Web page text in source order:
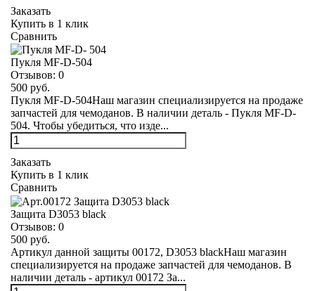
Заказать
Купить в 1 клик
Сравнить
Пукля MF-D-504
Отзывов: 0
500 руб.
Пукля MF-D-504Наш магазин специализируется на продаже
запчастей для чемоданов. В наличии деталь - Пукля MF-D-
504. Чтобы убедиться, что изде...
Заказать
Купить в 1 клик
Сравнить
Защита D3053 black
Отзывов: 0
500 руб.
Артикул данной защиты 00172, D3053 blackНаш магазин
специализируется на продаже запчастей для чемоданов. В
наличии деталь - артикул 00172 За...